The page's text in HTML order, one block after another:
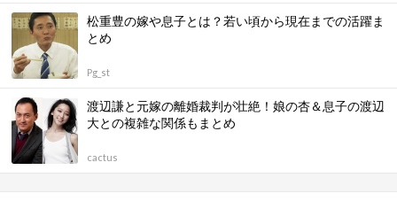
松重豊の嫁や息子とは？若い頃から現在までの活躍ま
とめ
Pg_st
渡辺謙と元嫁の離婚裁判が壮絶！娘の杏＆息子の渡辺
大との複雑な関係もまとめ
cactus